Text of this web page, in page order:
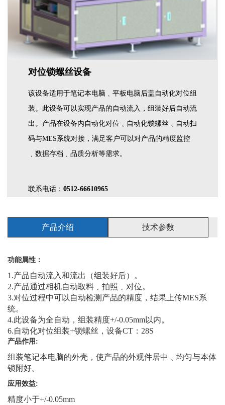
对位锁螺丝设备
该设备适用于笔记本电脑﹑平板电脑后盖自动化对位组
装。此设备可以实现产品的自动流入，组装好后自动流
出。产品在设备内自动化对位﹑自动化锁螺丝﹑自动扫
码与MES系统对接，满足客户可以对产品的精度监控
﹑数据存档﹑品质分析等需求。
联系电话： 0512-66610965
产品介绍 技术参数
功能属性：
1.产品自动流入和流出（组装好后）。
2.产品通过相机自动取料﹑拍照﹑对位。
3.对位过程中可以自动检测产品的精度，结果上传MES系
统。
4.此设备为全自动，组装精度+/-0.05mm以内。
6.自动化对位组装+锁螺丝，设备CT：28S
产品作用:
组装笔记本电脑的外壳，使产品的外观件居中﹑均匀与本体
锁附好。
应用效益:
精度小于+/-0.05mm